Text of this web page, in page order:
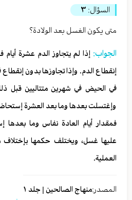
السؤال: ٣
متى يكون الغسل بعد الولادة؟
الجواب: إذا لم يتجاوز الدم عشرة
إنقطاع الدم. وإذا تجاوزها بدون إنقطاع
في الحيض في شهرين متتاليين قبل
وإغتسلت بعدها وما بعد العشرة
فمقدار أيام العادة نفاس وما
عليها غسل، ويختلف حكمها بإختلاف
العملية.
المصدر:منهاج الصالحين | جلد ١